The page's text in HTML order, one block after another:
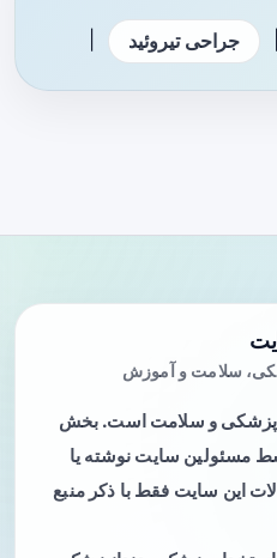
جراحی تیروئید
سلامت و آموزش
پزشکی و سلامت است. بخش
مسئولین سایت نوشته یا
این سایت فقط با ذکر منبع